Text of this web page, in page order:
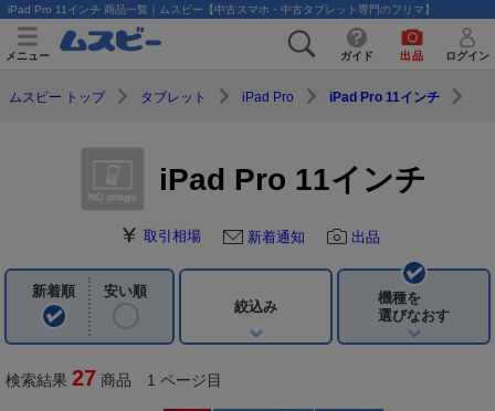
iPad Pro 11インチ 商品一覧｜ムスビー【中古スマホ・中古タブレット専門のフリマ】
メニュー ガイド 出品 ログイン
ムスビー トップ タブレット iPad Pro iPad Pro 11インチ
iPad Pro 11インチ
取引相場 新着通知 出品
新着順
安い順
絞込み
機種を
選びなおす
検索結果 27 商品 1 ページ目